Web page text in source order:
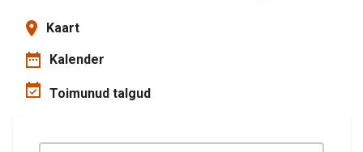
Kaart
Kalender
Toimunud talgud